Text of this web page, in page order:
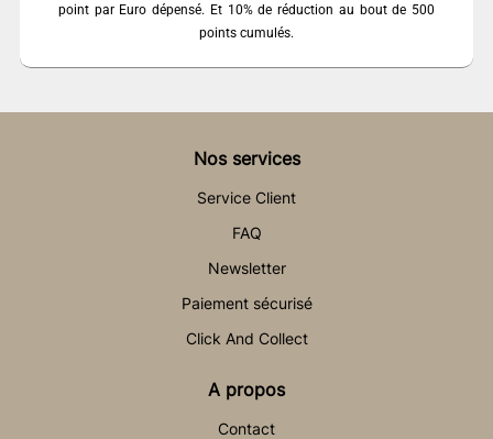
point par Euro dépensé. Et 10% de réduction au bout de 500
points cumulés.
Nos services
Service Client
FAQ
Newsletter
Paiement sécurisé
Click And Collect
A propos
Contact